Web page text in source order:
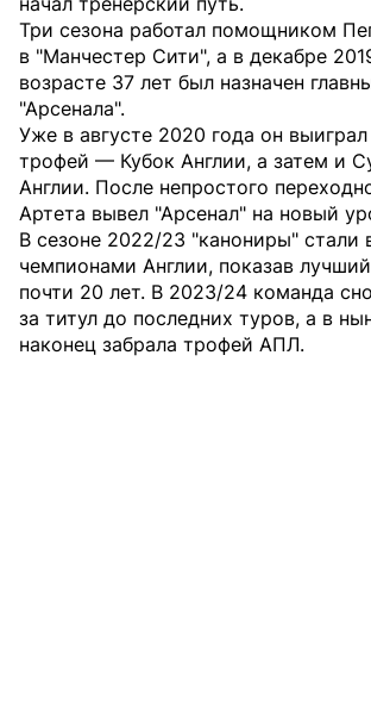
Три сезона работал помощником
в "Манчестер Сити", а в декабре
возрасте 37 лет был назначен
"Арсенала".
Уже в августе 2020 года он
трофей — Кубок Англии, а затем и
Англии. После непростого
Артета вывел "Арсенал" на новый
В сезоне 2022/23 "канониры" стали
чемпионами Англии, показав лучший
почти 20 лет. В 2023/24 команда
за титул до последних туров, а в
наконец забрала трофей АПЛ.